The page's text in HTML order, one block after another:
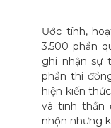
Ước tính,
3.500 phần
ghi nhận sự
phần thi
hiện kiến
và tinh thần
nhộn nhưng